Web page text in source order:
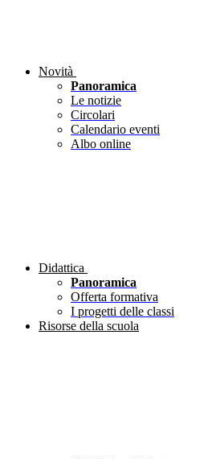
Novità
Panoramica
Le notizie
Circolari
Calendario eventi
Albo online
Didattica
Panoramica
Offerta formativa
I progetti delle classi
Risorse della scuola